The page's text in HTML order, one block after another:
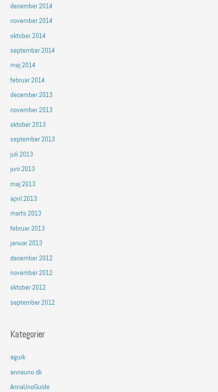
december 2014
november 2014
oktober 2014
september 2014
maj 2014
februar 2014
december 2013
november 2013
oktober 2013
september 2013
juli 2013
juni 2013
maj 2013
april 2013
marts 2013
februar 2013
januar 2013
december 2012
november 2012
oktober 2012
september 2012
Kategorier
agurk
annauno.dk
AnnaUnoGuide